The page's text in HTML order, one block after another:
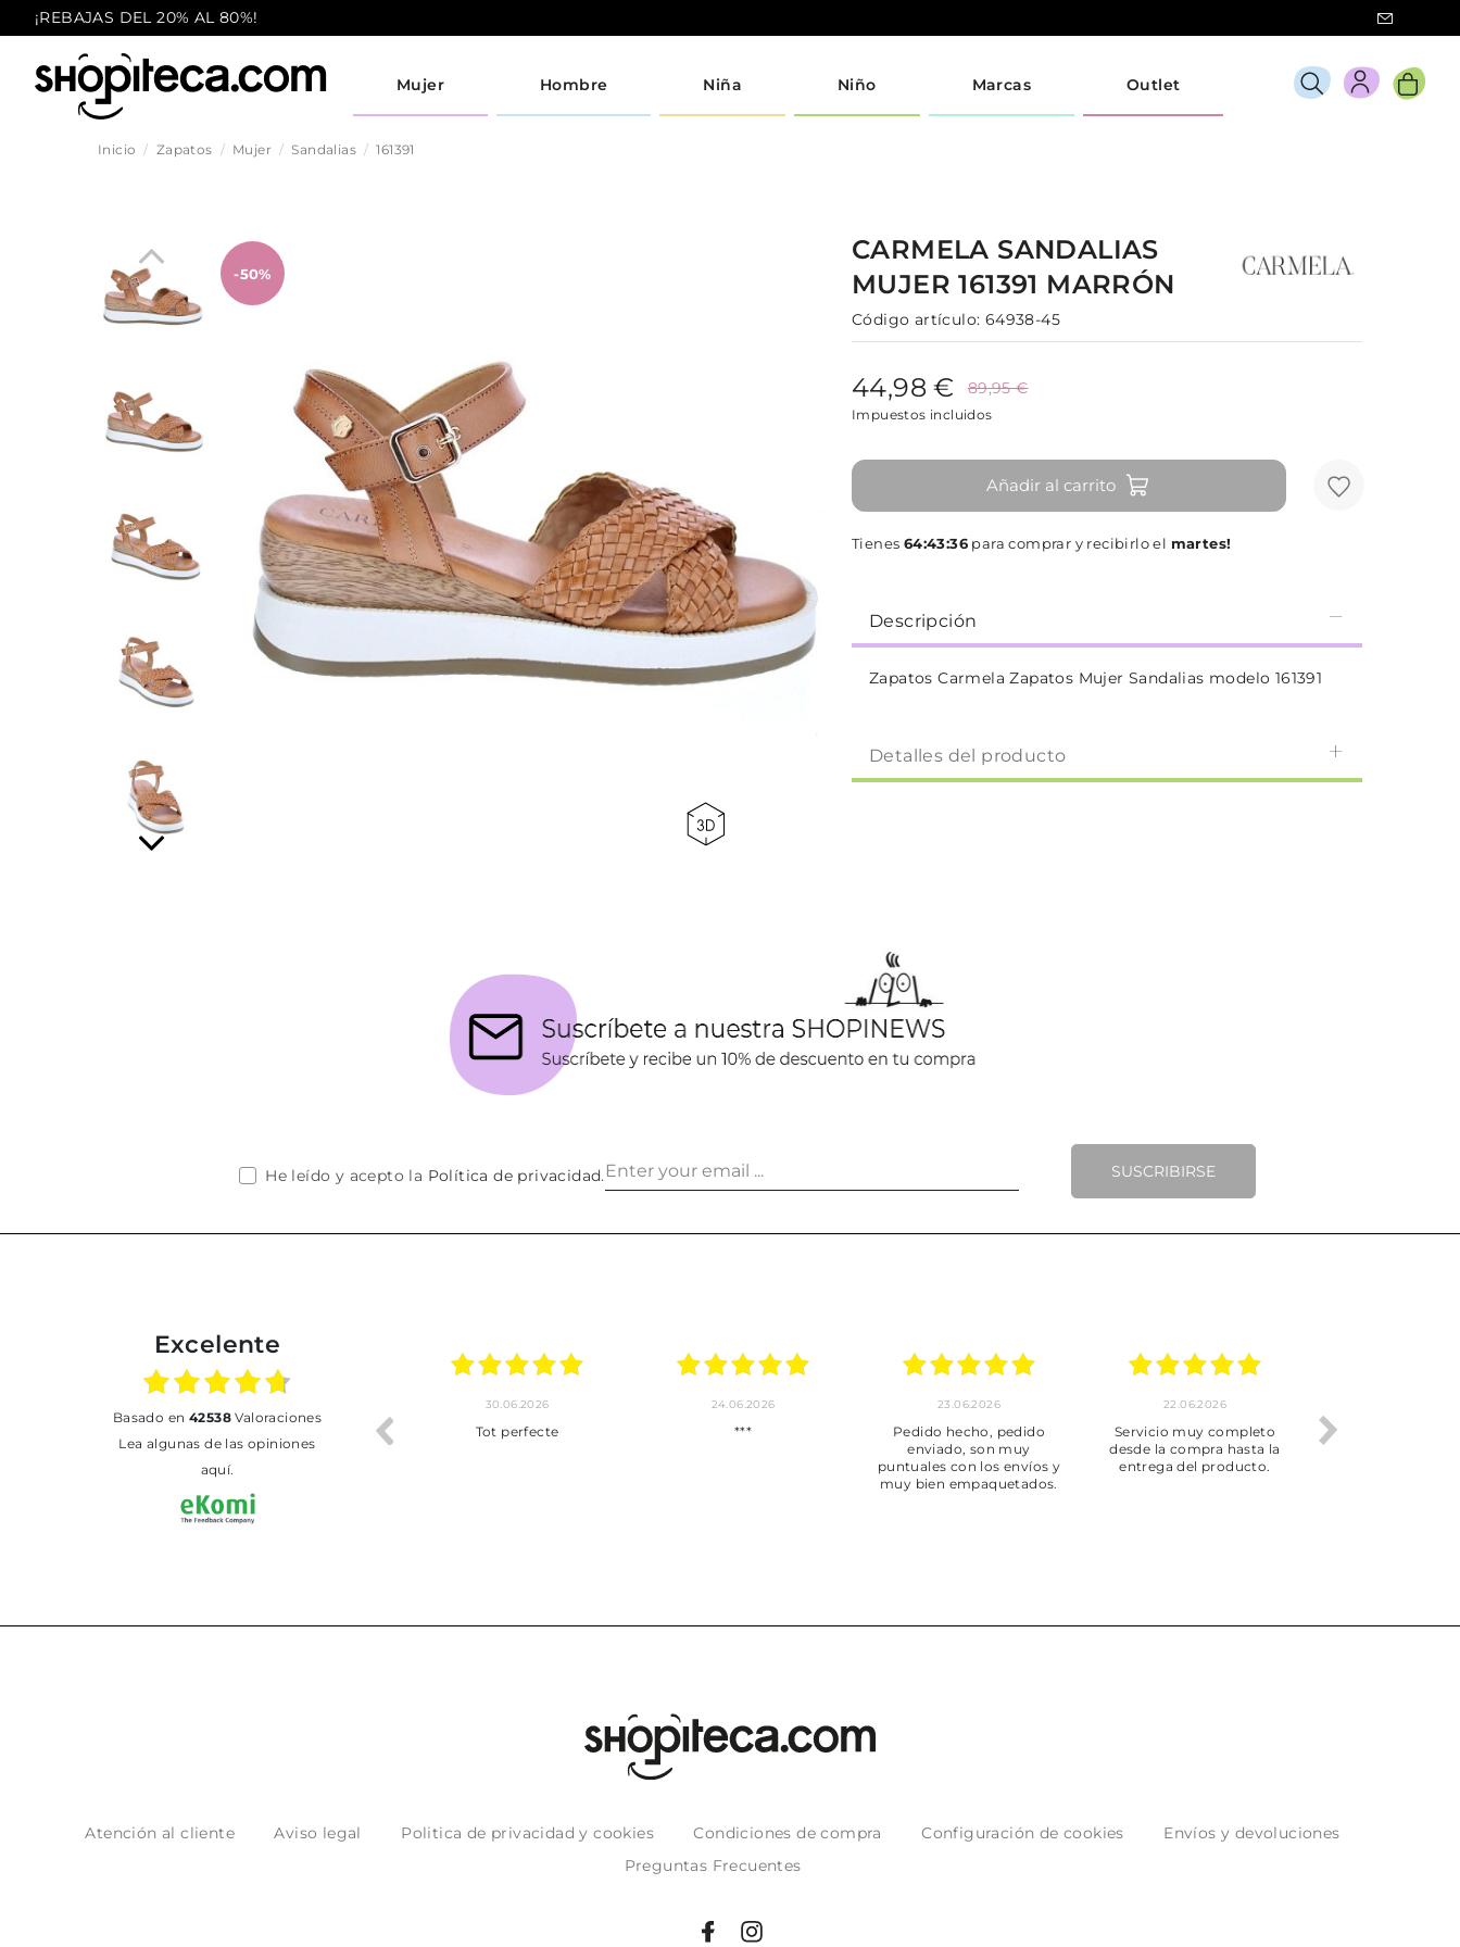
¡REBAJAS DEL 20% AL 80%!
Mujer Hombre Niña Niño Marcas Outlet
Inicio Zapatos Mujer Sandalias 161391
-50%
CARMELA SANDALIAS
MUJER161391 MARRÓN
Código artículo: 64938-45
44,98 € 89,95 €
Impuestos incluidos
Añadir al carrito
Tienes 64:43:35 para comprar y recibirlo el martes!
Descripción
Zapatos Carmela Zapatos Mujer Sandalias modelo 161391
Detalles del producto
SUSCRIBIRSE
He leído y acepto la Política de privacidad.
Excelente
basado en 42538Valoraciones
Lea algunas de las opiniones
aquí.
30.06.2026
Tot perfecte
24.06.2026
***
23.06.2026
Pedido hecho, pedido
enviado, son muy
puntuales con los envíos y
muy bien empaquetados.
22.06.2026
Servicio muy completo
desde la compra hasta la
entrega del producto.
Atención al cliente Aviso legal Politica de privacidad y cookies Condiciones de compra Configuración de cookies
Envíos y devoluciones
Preguntas Frecuentes